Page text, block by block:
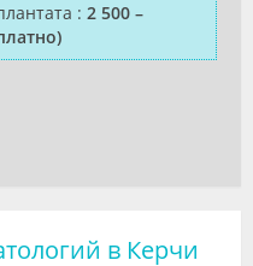
: 2 500 –
в Керчи